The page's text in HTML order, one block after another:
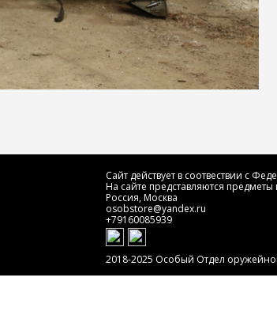
Сайт действует в соотвествии с
На сайте представляются
Россия, Москва
osobstore@yandex.ru
+79160085939
2018-2025 Особый Отдел